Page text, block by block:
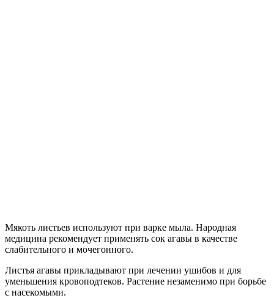
Мякоть листьев используют при варке мыла. Народная
медицина рекомендует применять сок агавы в качестве
слабительного и мочегонного.
Листья агавы прикладывают при лечении ушибов и для
уменьшения кровоподтеков. Растение незаменимо при борьбе
с насекомыми.